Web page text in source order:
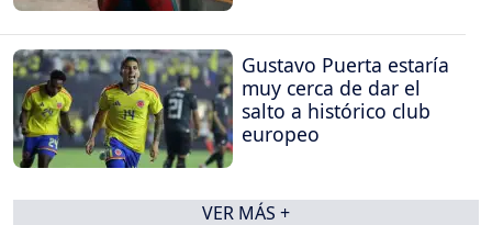
Gustavo Puerta estaría
muy cerca de dar el
salto a histórico club
europeo
VER MÁS +